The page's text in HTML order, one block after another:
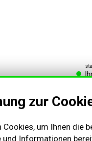
zur
Cookies, um Ihnen die
und Informationen